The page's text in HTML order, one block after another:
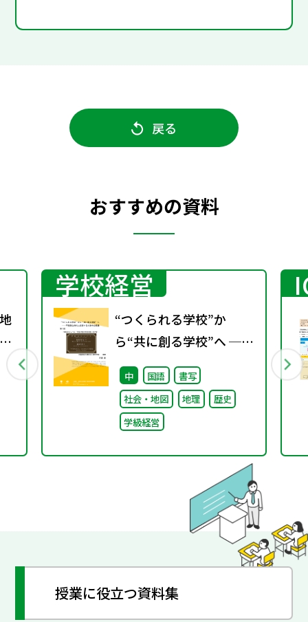
戻る
おすすめの資料
学校経営
“つくられる学校”か
ら“共に創る学校”へ ──
不確実な時代に応答する
小津中の実践 第二回
「学校のコンパス」生徒
が創る学校の最上位方針
中 国語
書写
社会・地図
地理
歴史
学級経営
授業に役立つ資料集